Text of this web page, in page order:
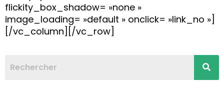
flickity_box_shadow= »none »
image_loading= »default » onclick= »link_no »]
[/vc_column][/vc_row]